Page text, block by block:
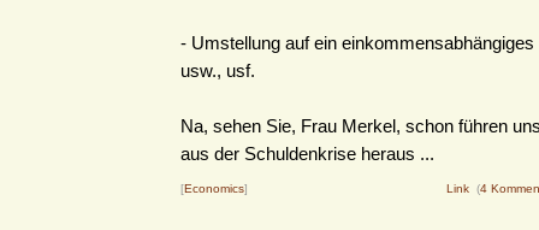
- Umstellung auf ein einkommensabhängiges
usw., usf.
Na, sehen Sie, Frau Merkel, schon führen
aus der Schuldenkrise heraus ...
[Economics] Link (4